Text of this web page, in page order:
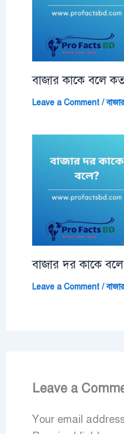
বাজার কাকে বলে
Leave a Comment /
বাজার দর কাকে
Leave a Comment /
Leave a
Your email